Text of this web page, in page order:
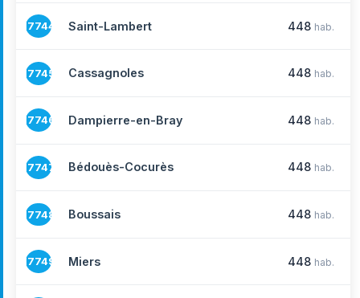
17744 Saint-Lambert 448 hab.
17745 Cassagnoles 448 hab.
17746 Dampierre-en-Bray 448 hab.
17747 Bédouès-Cocurès 448 hab.
17748 Boussais 448 hab.
17749 Miers 448 hab.